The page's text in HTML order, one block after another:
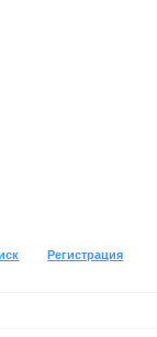
Регистрация